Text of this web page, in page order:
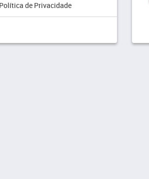
Política de Privacidade